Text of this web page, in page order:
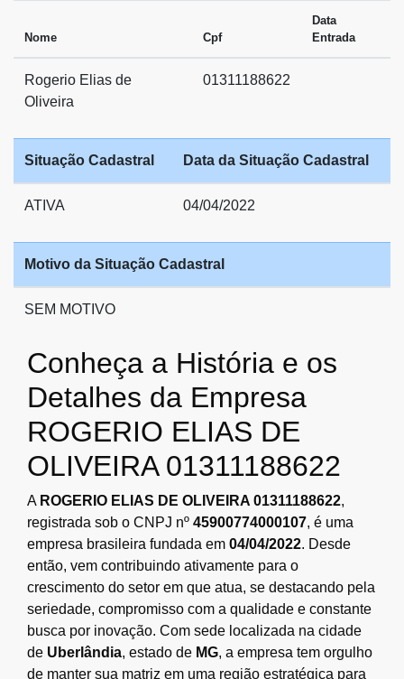
Nome Cpf
Data
Entrada
Rogerio Elias de
Oliveira
01311188622
Situação Cadastral Data da Situação Cadastral
ATIVA 04/04/2022
Motivo da Situação Cadastral
SEM MOTIVO
Conheça a História e os
Detalhes da Empresa
ROGERIO ELIAS DE
OLIVEIRA 01311188622
A ROGERIO ELIAS DE OLIVEIRA 01311188622,
registrada sob o CNPJ nº 45900774000107, é uma
empresa brasileira fundada em 04/04/2022. Desde
então, vem contribuindo ativamente para o
crescimento do setor em que atua, se destacando pela
seriedade, compromisso com a qualidade e constante
busca por inovação. Com sede localizada na cidade
de Uberlândia, estado de MG, a empresa tem orgulho
de manter sua matriz em uma região estratégica para